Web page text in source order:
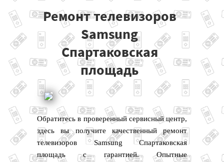
МОДЕЛИ SAMSUNG
НАШИ КОНТАКТЫ
Ремонт телевизоров
Samsung
Спартаковская
площадь
Обратитесь в проверенный сервисный центр,
здесь вы получите качественный ремонт
телевизоров Samsung Спартаковская
площадь с гарантией. Опытные